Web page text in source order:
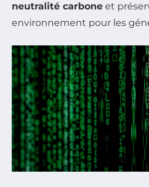
neutralité carbone et
environnement pour les